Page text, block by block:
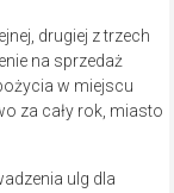
drugiej z trzech
na sprzedaż
w miejscu
za cały rok, miasto
ulg dla